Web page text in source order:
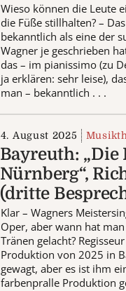
Wieso können die Leute
die Füße stillhalten? –
bekanntlich als eine der
Wagner je geschrieben
das – im pianissimo (zu
ja erklären: sehr leise),
man – bekanntlich . . .
4. August 2025
Bayreuth:
Nürnberg“,
(dritte
Klar – Wagners
Oper, aber wann hat
Tränen gelacht?
Produktion von 2025 in
gewagt, aber es ist ihm
farbenpralle Produktion